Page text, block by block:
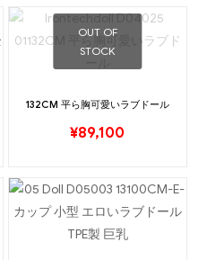
OUT OF
STOCK
132CM 平ら胸可愛いラブドール
¥89,100